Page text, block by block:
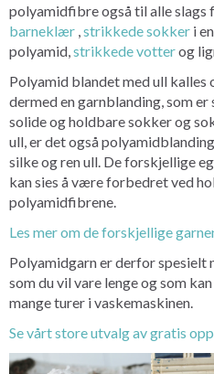
polyamidfibre også til alle
barneklær ,strikkede sokker i
polyamid,strikkede votterog
Polyamid blandet med ull
dermed en garnblanding, som
solide og holdbare sokker og
ull, er det også
silke og ren ull. De forskjellige
kan sies å være forbedret ved
polyamidfibrene.
Les mer om de forskjellige
Polyamidgarn er derfor
som du vil vare lenge og som
mange turer i vaskemaskinen.
Se vårt store utvalg av gratis